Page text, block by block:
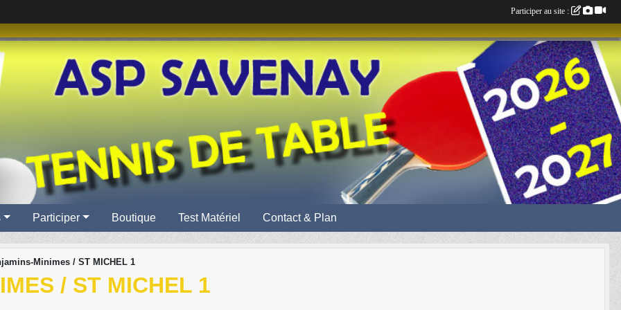
Participer Boutique Test Matériel Contact & Plan
Minimes / ST MICHEL 1
/ ST MICHEL 1
Participer au site :